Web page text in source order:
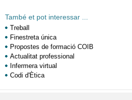
També et pot interessar ...
Treball
Finestreta única
Propostes de formació COIB
Actualitat professional
Infermera virtual
Codi d'Ètica